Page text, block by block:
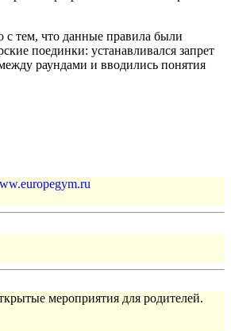
с тем, что данные правила были
поединки: устанавливался запрет
раундами и вводились понятия
мероприятия для родителей.